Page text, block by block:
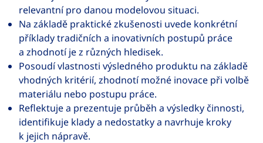
relevantní pro danou modelovou situaci.
Na základě praktické zkušenosti uvede konkrétní
příklady tradičních a inovativních postupů práce
a zhodnotí je z různých hledisek.
Posoudí vlastnosti výsledného produktu na základě
vhodných kritérií, zhodnotí možné inovace při volbě
materiálu nebo postupu práce.
Reflektuje a prezentuje průběh a výsledky činnosti,
identifikuje klady a nedostatky a navrhuje kroky
k jejich nápravě.